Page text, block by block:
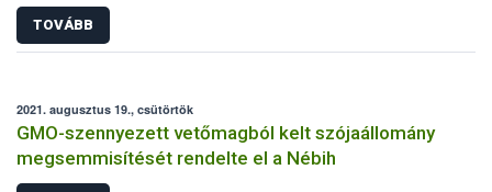
TOVÁBB
2021. augusztus 19., csütörtök
GMO-szennyezett vetőmagból kelt szójaállomány
megsemmisítését rendelte el a Nébih